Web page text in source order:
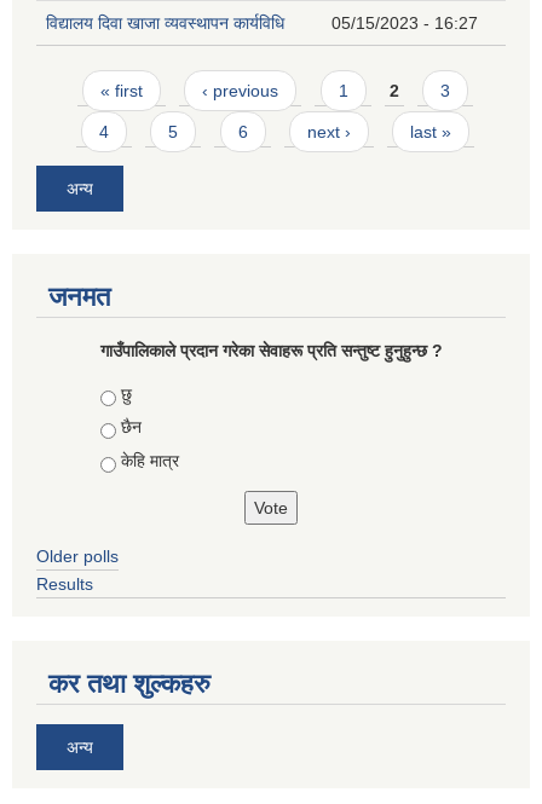
विद्यालय दिवा खाजा व्यवस्थापन कार्यविधि 05/15/2023 - 16:27
Pages
« first ‹ previous 1 2 3
4 5 6 next › last »
अन्य
जनमत
गाउँपालिकाले प्रदान गरेका सेवाहरू प्रति सन्तुष्ट हुनुहुन्छ ?
Choices
छु
छैन
केहि मात्र
Older polls
Results
कर तथा शुल्कहरु
अन्य